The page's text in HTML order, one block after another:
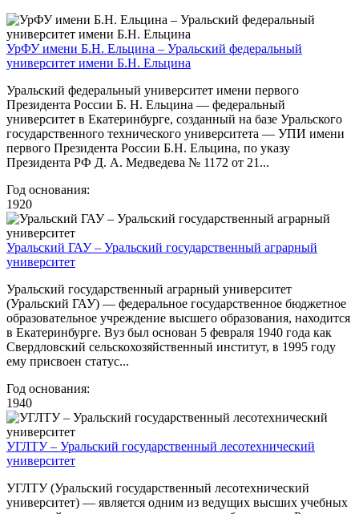
УрФУ имени Б.Н. Ельцина – Уральский федеральный
университет имени Б.Н. Ельцина
Уральский федеральный университет имени первого
Президента России Б. Н. Ельцина — федеральный
университет в Екатеринбурге, созданный на базе Уральского
государственного технического университета — УПИ имени
первого Президента России Б.Н. Ельцина, по указу
Президента РФ Д. А. Медведева № 1172 от 21...
Год основания:
1920
Уральский ГАУ – Уральский государственный аграрный
университет
Уральский государственный аграрный университет
(Уральский ГАУ) — федеральное государственное бюджетное
образовательное учреждение высшего образования, находится
в Екатеринбурге. Вуз был основан 5 февраля 1940 года как
Свердловский сельскохозяйственный институт, в 1995 году
ему присвоен статус...
Год основания:
1940
УГЛТУ – Уральский государственный лесотехнический
университет
УГЛТУ (Уральский государственный лесотехнический
университет) — является одним из ведущих высших учебных